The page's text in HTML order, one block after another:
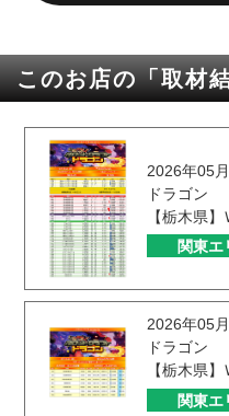
このお店の「取材
2026年05
ドラゴン
【栃木県
関東エ
2026年05
ドラゴン
【栃木県
関東エ